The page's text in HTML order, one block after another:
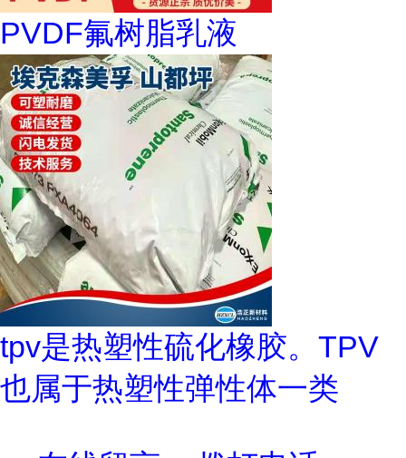
PVDF氟树脂乳液
tpv是热塑性硫化橡胶。TPV
也属于热塑性弹性体一类